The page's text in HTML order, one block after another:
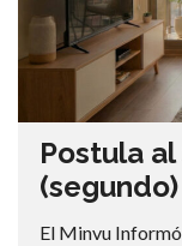
Postula
El Minvu